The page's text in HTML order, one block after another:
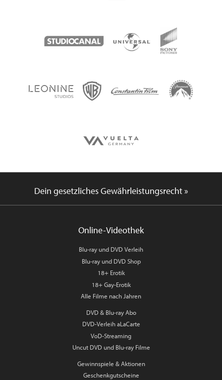
Dein gesetzliches Gewährleistungsrecht »
Online-Videothek
Blu-ray und DVD Verleih
Blu-ray und DVD Shop
18+ Erotik
18+ Gay-Erotik
Alle Filme nach Jahren
DVD & Blu-ray Abo
DVD-Verleih aLaCarte
VoD-Streaming
Uncut DVD und Blu-ray Filme
Gewinnspiele & Aktionen
Geschenkgutscheine